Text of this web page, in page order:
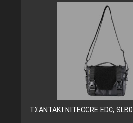
ΤΣΑΝΤΑΚΙ NITECORE EDC,